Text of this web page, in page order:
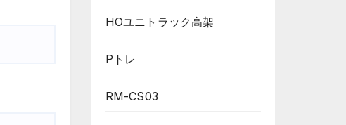
HOユニトラック高架
Pトレ
RM-CS03